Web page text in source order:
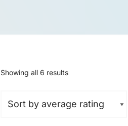
Showing all 6 results